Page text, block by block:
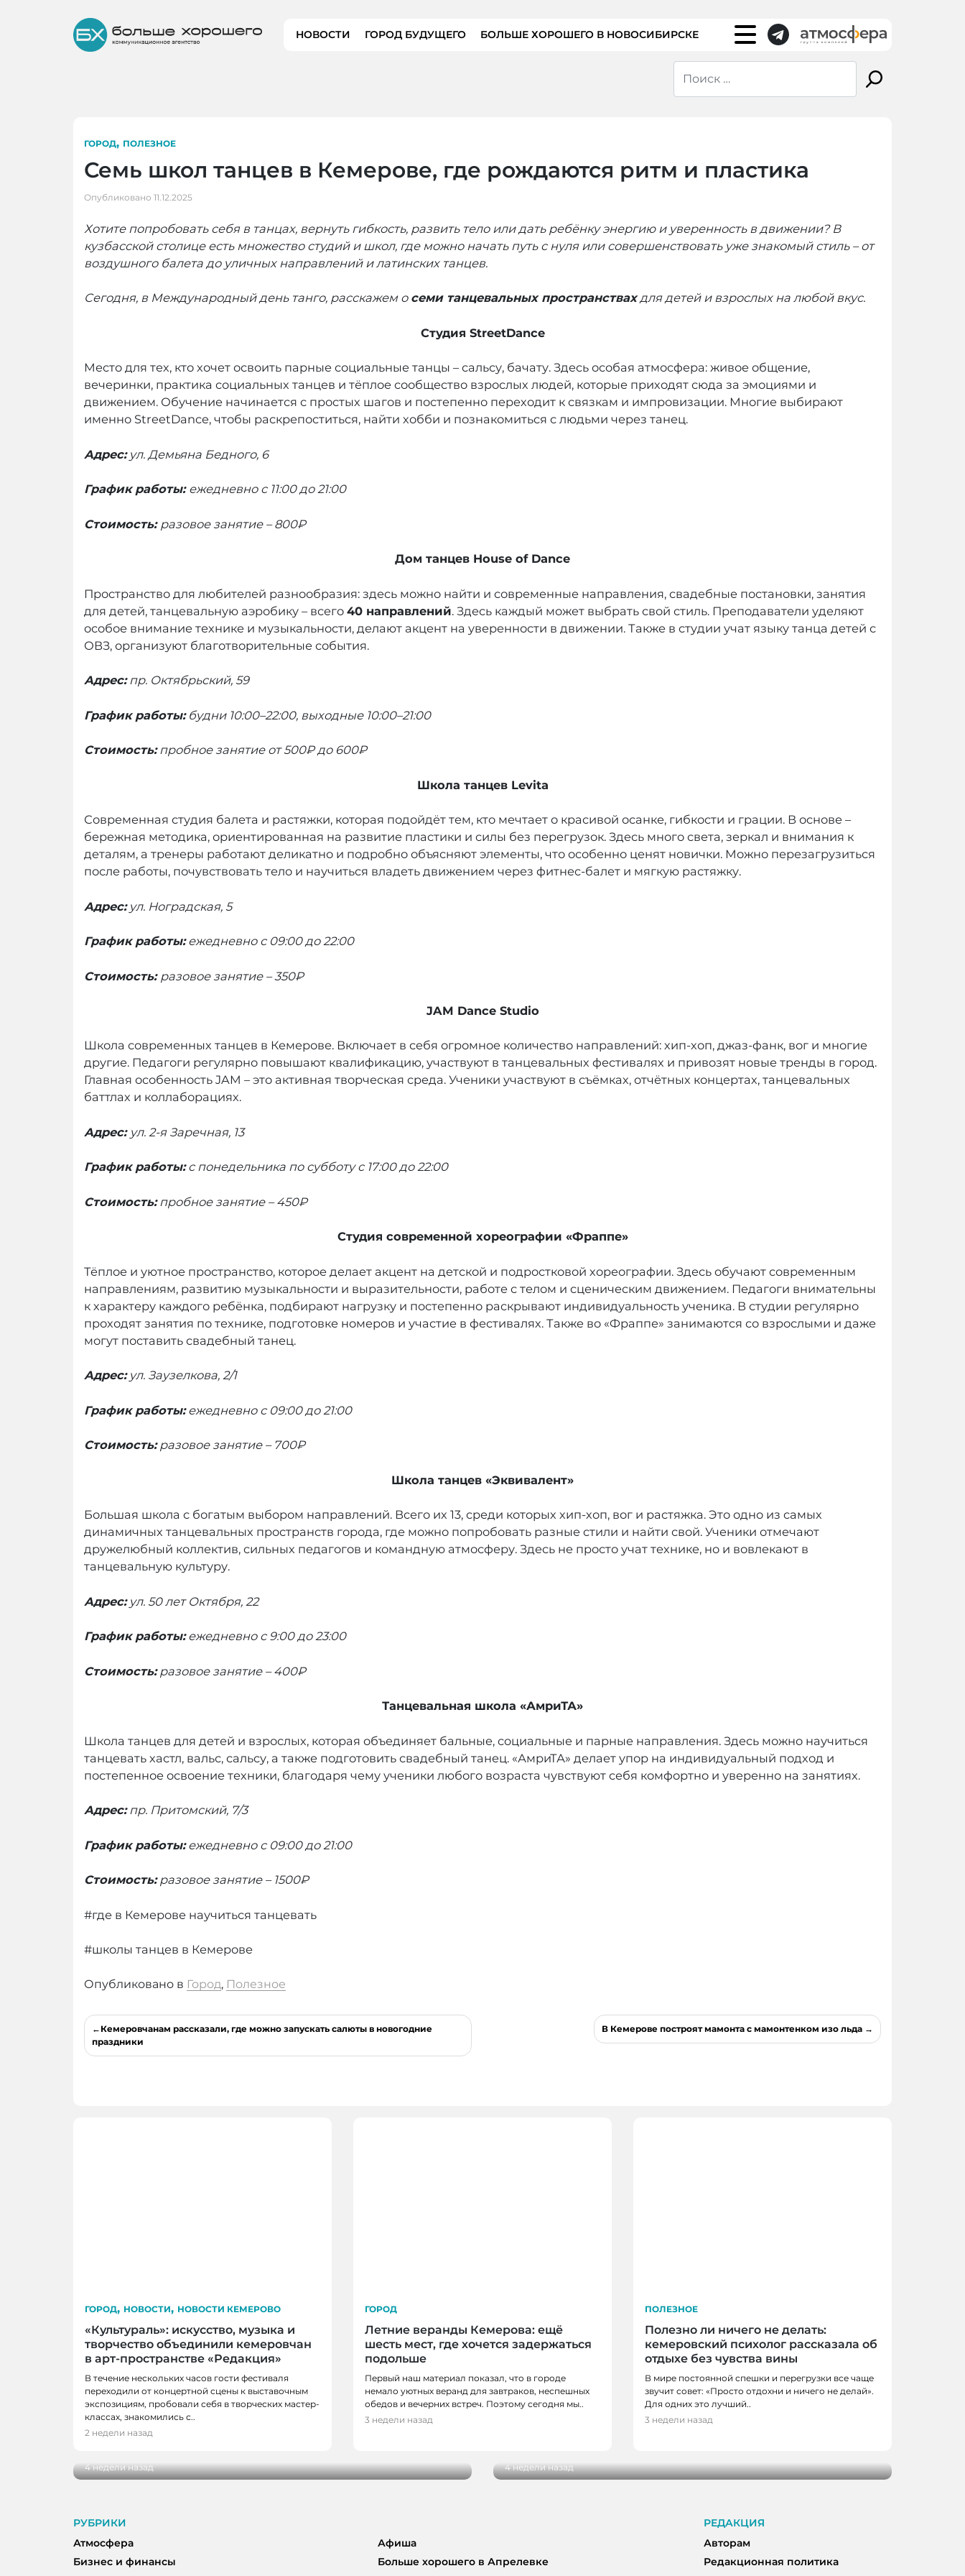
НОВОСТИ ГОРОД БУДУЩЕГО БОЛЬШЕ ХОРОШЕГО В НОВОСИБИРСКЕ
ГОРОД, ПОЛЕЗНОЕ
Семь школ танцев в Кемерове, где рождаются ритм и пластика
Опубликовано 11.12.2025
Хотите попробовать себя в танцах, вернуть гибкость, развить тело или дать ребёнку энергию и уверенность в движении? В
кузбасской столице есть множество студий и школ, где можно начать путь с нуля или совершенствовать уже знакомый стиль – от
воздушного балета до уличных направлений и латинских танцев.
Сегодня, в Международный день танго, расскажем о семи танцевальных пространствахдля детей и взрослых на любой вкус.
Студия StreetDance
Место для тех, кто хочет освоить парные социальные танцы – сальсу, бачату. Здесь особая атмосфера: живое общение,
вечеринки, практика социальных танцев и тёплое сообщество взрослых людей, которые приходят сюда за эмоциями и
движением. Обучение начинается с простых шагов и постепенно переходит к связкам и импровизации. Многие выбирают
именно StreetDance, чтобы раскрепоститься, найти хобби и познакомиться с людьми через танец.
Адрес:ул. Демьяна Бедного, 6
График работы: ежедневно с 11:00 до 21:00
Стоимость: разовое занятие – 800₽
Дом танцев House of Dance
Пространство для любителей разнообразия: здесь можно найти и современные направления, свадебные постановки, занятия
для детей, танцевальную аэробику – всего 40 направлений. Здесь каждый может выбрать свой стиль. Преподаватели уделяют
особое внимание технике и музыкальности, делают акцент на уверенности в движении. Также в студии учат языку танца детей с
ОВЗ, организуют благотворительные события.
Адрес:пр. Октябрьский, 59
График работы:будни 10:00–22:00, выходные 10:00–21:00
Стоимость:пробное занятие от 500₽до 600₽
Школа танцев Levita
Современная студия балета и растяжки, которая подойдёт тем, кто мечтает о красивой осанке, гибкости и грации. В основе –
бережная методика, ориентированная на развитие пластики и силы без перегрузок. Здесь много света, зеркал и внимания к
деталям, а тренеры работают деликатно и подробно объясняют элементы, что особенно ценят новички. Можно перезагрузиться
после работы, почувствовать тело и научиться владеть движением через фитнес-балет и мягкую растяжку.
Адрес:ул. Ноградская, 5
График работы:ежедневно с 09:00 до 22:00
Стоимость: разовое занятие – 350₽
JAM Dance Studio
Школа современных танцев в Кемерове. Включает в себя огромное количество направлений: хип-хоп, джаз-фанк, вог и многие
другие. Педагоги регулярно повышают квалификацию, участвуют в танцевальных фестивалях и привозят новые тренды в город.
Главная особенность JAM – это активная творческая среда. Ученики участвуют в съёмках, отчётных концертах, танцевальных
баттлах и коллаборациях.
Адрес: ул. 2-я Заречная, 13
График работы:с понедельника по субботу с 17:00 до 22:00
Стоимость:пробное занятие – 450₽
Студия современной хореографии «Фраппе»
Тёплое и уютное пространство, которое делает акцент на детской и подростковой хореографии. Здесь обучают современным
направлениям, развитию музыкальности и выразительности, работе с телом и сценическим движением. Педагоги внимательны
к характеру каждого ребёнка, подбирают нагрузку и постепенно раскрывают индивидуальность ученика. В студии регулярно
проходят занятия по технике, подготовке номеров и участие в фестивалях. Также во «Фраппе» занимаются со взрослыми и даже
могут поставить свадебный танец.
Адрес:ул. Заузелкова, 2/1
График работы:ежедневно с 09:00 до 21:00
Стоимость:разовое занятие – 700₽
Школа танцев «Эквивалент»
Большая школа с богатым выбором направлений. Всего их 13, среди которых хип-хоп, вог и растяжка. Это одно из самых
динамичных танцевальных пространств города, где можно попробовать разные стили и найти свой. Ученики отмечают
дружелюбный коллектив, сильных педагогов и командную атмосферу. Здесь не просто учат технике, но и вовлекают в
танцевальную культуру.
Адрес:ул. 50 лет Октября, 22
График работы:ежедневно с 9:00 до 23:00
Стоимость:разовое занятие – 400₽
Танцевальная школа «АмриТА»
Школа танцев для детей и взрослых, которая объединяет бальные, социальные и парные направления. Здесь можно научиться
танцевать хастл, вальс, сальсу, а также подготовить свадебный танец. «АмриТА» делает упор на индивидуальный подход и
постепенное освоение техники, благодаря чему ученики любого возраста чувствуют себя комфортно и уверенно на занятиях.
Адрес:пр. Притомский, 7/3
График работы:ежедневно с 09:00 до 21:00
Стоимость:разовое занятие – 1500₽
#где в Кемерове научиться танцевать
#школы танцев в Кемерове
Опубликовано в Город, Полезное
Навигация
по
Кемеровчанам рассказали, где можно запускать салюты в новогодние
праздники
В Кемерове построят мамонта с мамонтенком изо льда
ГОРОД, НОВОСТИ, НОВОСТИ КЕМЕРОВО
«Культураль»: искусство, музыка и
творчество объединили кемеровчан
в арт-пространстве «Редакция»
В течение нескольких часов гости фестиваля
переходили от концертной сцены к выставочным
экспозициям, пробовали себя в творческих мастер-
классах, знакомились с..
2 недели назад
ГОРОД
Летние веранды Кемерова: ещё
шесть мест, где хочется задержаться
подольше
Первый наш материал показал, что в городе
немало уютных веранд для завтраков, неспешных
обедов и вечерних встреч. Поэтому сегодня мы..
3 недели назад
ПОЛЕЗНОЕ
Полезно ли ничего не делать:
кемеровский психолог рассказала об
отдыхе без чувства вины
В мире постоянной спешки и перегрузки все чаще
звучит совет: «Просто отдохни и ничего не делай».
Для одних это лучший..
3 недели назад
ГОРОД, НОВОСТИ, НОВОСТИ КЕМЕРОВО
«Родная нить» в Кемерове: репортаж с семейного
4 недели назад
ГОРОД
4 недели назад
РУБРИКИ
Атмосфера
Афиша
Бизнес и финансы
Больше хорошего в Апрелевке
РЕДАКЦИЯ
Авторам
Редакционная политика